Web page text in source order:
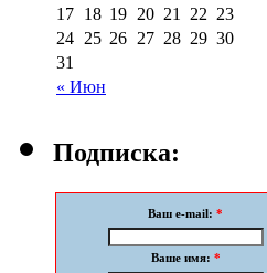
« Июн
17 18 19 20 21 22 23
24 25 26 27 28 29 30
31
Подписка:
Ваш e-mail: *
Ваше имя: *